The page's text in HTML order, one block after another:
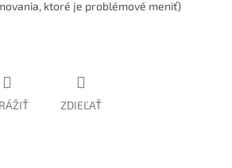
ktoré je problémové meniť)
ZDIEĽAŤ